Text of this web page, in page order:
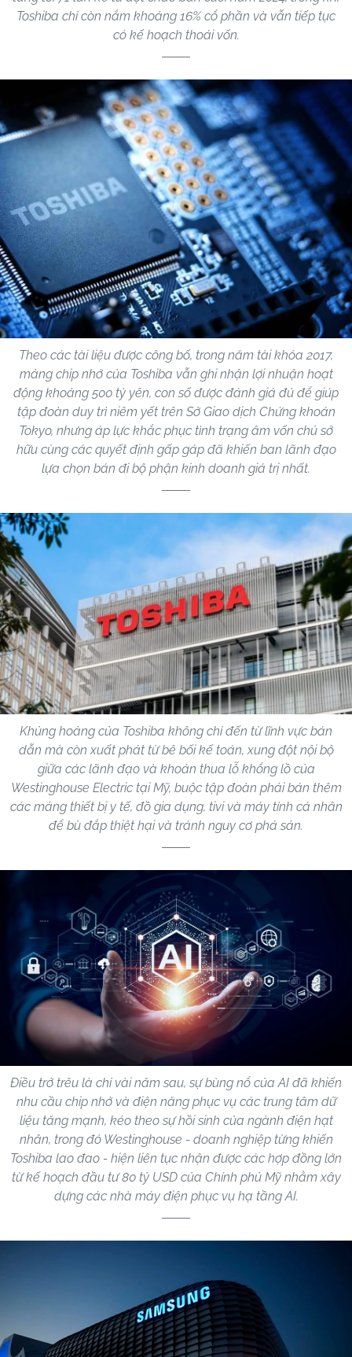
Toshiba chỉ còn nắm khoảng 16% cổ phần và vẫn tiếp tục
có kế hoạch thoái vốn.
Theo các tài liệu được công bố, trong năm tài khóa 2017,
mảng chip nhớ của Toshiba vẫn ghi nhận lợi nhuận hoạt
động khoảng 500 tỷ yên, con số được đánh giá đủ để giúp
tập đoàn duy trì niêm yết trên Sở Giao dịch Chứng khoán
Tokyo, nhưng áp lực khắc phục tình trạng âm vốn chủ sở
hữu cùng các quyết định gấp gáp đã khiến ban lãnh đạo
lựa chọn bán đi bộ phận kinh doanh giá trị nhất.
Khủng hoảng của Toshiba không chỉ đến từ lĩnh vực bán
dẫn mà còn xuất phát từ bê bối kế toán, xung đột nội bộ
giữa các lãnh đạo và khoản thua lỗ khổng lồ của
Westinghouse Electric tại Mỹ, buộc tập đoàn phải bán thêm
các mảng thiết bị y tế, đồ gia dụng, tivi và máy tính cá nhân
để bù đắp thiệt hại và tránh nguy cơ phá sản.
Điều trớ trêu là chỉ vài năm sau, sự bùng nổ của AI đã khiến
nhu cầu chip nhớ và điện năng phục vụ các trung tâm dữ
liệu tăng mạnh, kéo theo sự hồi sinh của ngành điện hạt
nhân, trong đó Westinghouse - doanh nghiệp từng khiến
Toshiba lao đao - hiện liên tục nhận được các hợp đồng lớn
từ kế hoạch đầu tư 80 tỷ USD của Chính phủ Mỹ nhằm xây
dựng các nhà máy điện phục vụ hạ tầng AI.